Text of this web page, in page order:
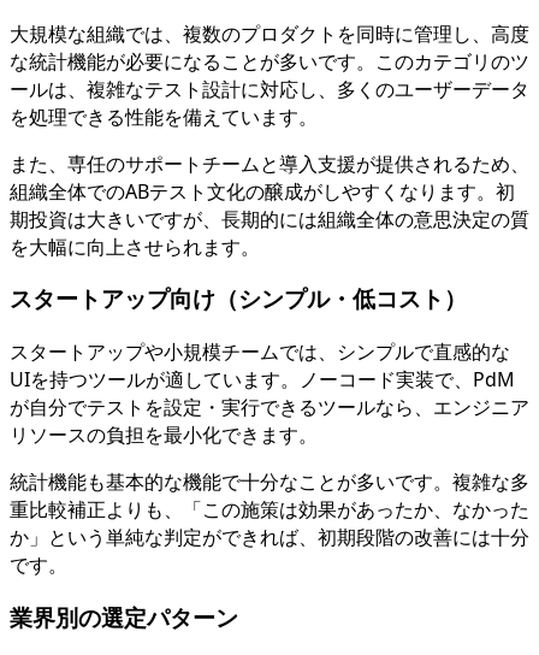
大規模な組織では、複数のプロダクトを同時に管理し、高度
な統計機能が必要になることが多いです。このカテゴリのツ
ールは、複雑なテスト設計に対応し、多くのユーザーデータ
を処理できる性能を備えています。
また、専任のサポートチームと導入支援が提供されるため、
組織全体でのABテスト文化の醸成がしやすくなります。初
期投資は大きいですが、長期的には組織全体の意思決定の質
を大幅に向上させられます。
スタートアップ向け（シンプル・低コスト）
スタートアップや小規模チームでは、シンプルで直感的な
UIを持つツールが適しています。ノーコード実装で、PdM
が自分でテストを設定・実行できるツールなら、エンジニア
リソースの負担を最小化できます。
統計機能も基本的な機能で十分なことが多いです。複雑な多
重比較補正よりも、「この施策は効果があったか、なかった
か」という単純な判定ができれば、初期段階の改善には十分
です。
業界別の選定パターン